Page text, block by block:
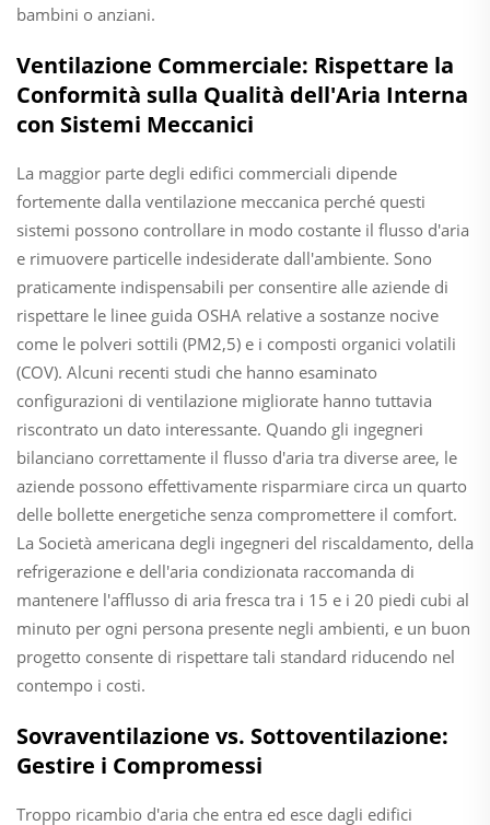
bambini o anziani.
Ventilazione Commerciale: Rispettare la
Conformità sulla Qualità dell'Aria Interna
con Sistemi Meccanici
La maggior parte degli edifici commerciali dipende
fortemente dalla ventilazione meccanica perché questi
sistemi possono controllare in modo costante il flusso d'aria
e rimuovere particelle indesiderate dall'ambiente. Sono
praticamente indispensabili per consentire alle aziende di
rispettare le linee guida OSHA relative a sostanze nocive
come le polveri sottili (PM2,5) e i composti organici volatili
(COV). Alcuni recenti studi che hanno esaminato
configurazioni di ventilazione migliorate hanno tuttavia
riscontrato un dato interessante. Quando gli ingegneri
bilanciano correttamente il flusso d'aria tra diverse aree, le
aziende possono effettivamente risparmiare circa un quarto
delle bollette energetiche senza compromettere il comfort.
La Società americana degli ingegneri del riscaldamento, della
refrigerazione e dell'aria condizionata raccomanda di
mantenere l'afflusso di aria fresca tra i 15 e i 20 piedi cubi al
minuto per ogni persona presente negli ambienti, e un buon
progetto consente di rispettare tali standard riducendo nel
contempo i costi.
Sovraventilazione vs. Sottoventilazione:
Gestire i Compromessi
Troppo ricambio d'aria che entra ed esce dagli edifici